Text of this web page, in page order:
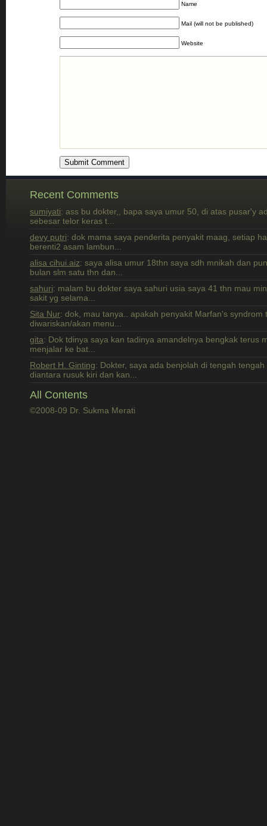
Name
Mail (will not be published)
Website
Recent Comments
sumiyati: ass bu dokter,, bapa saya umur 50, di atas pusar'y
sebesar telor keras t...
devy putri: dok mama saya penderita penyakit maag, setiap
berenti2 asam lambun...
alisa cihui.aiz: saya alisa umur 18thn saya sdh mnikah dan
bulan slm satu thn dan...
sahuri: malam bu dokter saya sahuri usia saya 41 thn mau
sakit yg selama...
Sita Nur: dok, mau tanya.. apakah penyakit Marfan's syndrom
diwariskan/akan menu...
gita: Dok tdinya saya kan tadinya amandelnya bengkak terus
menjalar ke bat...
Robert H. Ginting: Dokter, saya ada benjolah di tengah
diantara rusuk kiri dan kan...
All Contents
©2008-09 Dr. Sukma Merati